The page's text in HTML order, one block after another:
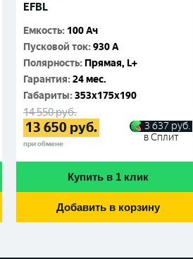
EFBL
Емкость: 100 Ач
Пусковой ток:930 A
Полярность: Прямая, L+
Гарантия:24 мес.
Габариты:353x175x190
14 550руб.
13 650 руб.
при обмене
3 637 руб.
в Сплит
Купить в 1 клик
Добавить в корзину